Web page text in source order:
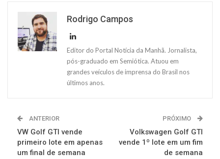
Rodrigo Campos
Editor do Portal Notícia da Manhã. Jornalista,
pós-graduado em Semiótica. Atuou em
grandes veículos de imprensa do Brasil nos
últimos anos.
ANTERIOR
VW Golf GTI vende
primeiro lote em apenas
um final de semana
PRÓXIMO
Volkswagen Golf GTI
vende 1º lote em um fim
de semana